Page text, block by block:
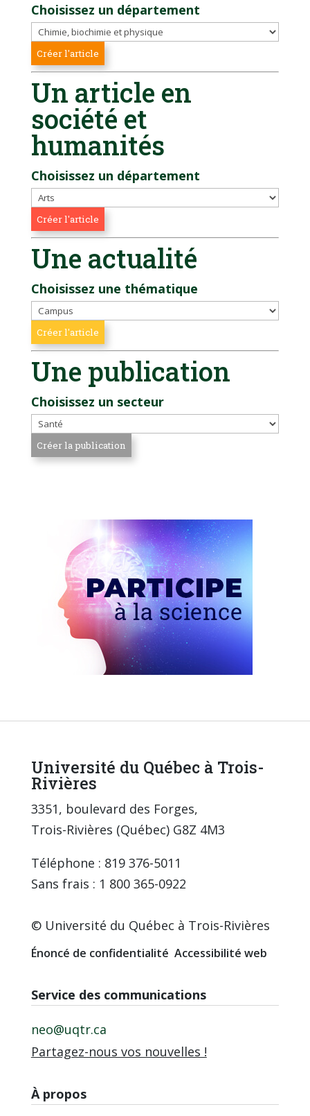
Choisissez un département
Un article en
société et
humanités
Choisissez un département
Une actualité
Choisissez une thématique
Une publication
Choisissez un secteur
Université du Québec à Trois-
Rivières
3351, boulevard des Forges,
Trois-Rivières (Québec) G8Z 4M3
Téléphone : 819 376-5011
Sans frais : 1 800 365-0922
© Université du Québec à Trois-Rivières
Énoncé de confidentialité Accessibilité web
Service des communications
neo@uqtr.ca
Partagez-nous vos nouvelles !
À propos